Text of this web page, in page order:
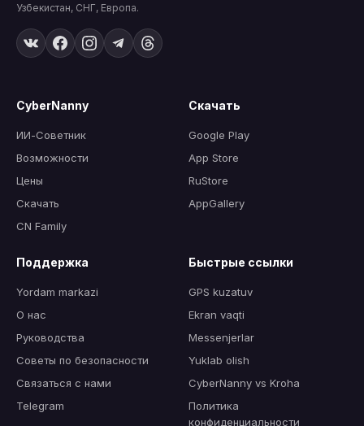
Узбекистан, СНГ, Европа.
CyberNanny
ИИ-Советник
Возможности
Цены
Скачать
CN Family
Скачать
Google Play
App Store
RuStore
AppGallery
Поддержка
Yordam markazi
О нас
Руководства
Советы по безопасности
Связаться с нами
Telegram
Быстрые ссылки
GPS kuzatuv
Ekran vaqti
Messenjerlar
Yuklab olish
CyberNanny vs Kroha
Политика
конфиденциальности